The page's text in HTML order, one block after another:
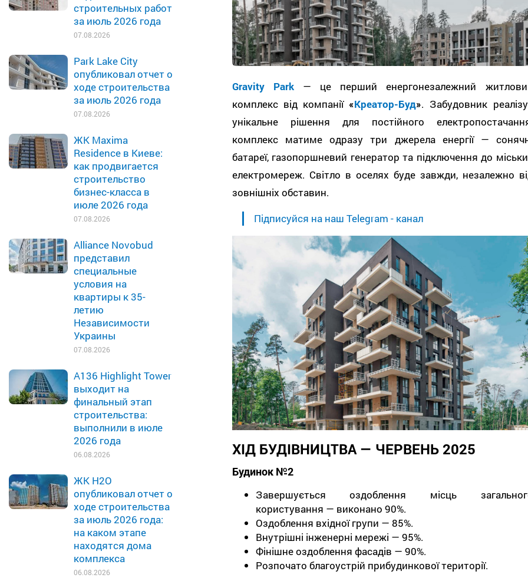
строительных работ
за июль 2026 года
07.08.2026
Park Lake City
опубликовал отчет о
ходе строительства
за июль 2026 года
07.08.2026
ЖК Maxima
Residence в Киеве:
как продвигается
строительство
бизнес-класса в
июле 2026 года
07.08.2026
Alliance Novobud
представил
специальные
условия на
квартиры к 35-
летию
Независимости
Украины
07.08.2026
A136 Highlight Tower
выходит на
финальный этап
строительства:
выполнили в июле
2026 года
06.08.2026
ЖК H2O
опубликовал отчет о
ходе строительства
за июль 2026 года:
на каком этапе
находятся дома
комплекса
06.08.2026
Gravity Park— це перший енергонезалежний
комплекс від компанії «Креатор-Буд». Забудовник
унікальне рішення для постійного
комплекс матиме одразу три джерела енергії —
батареї, газопоршневий генератор та підключення до
електромереж. Світло в оселях буде завжди, незалежно
зовнішніх обставин.
Підписуйся на наш Telegram - канал
ХІД БУДІВНИЦТВА — ЧЕРВЕНЬ 2025
Будинок №2
Завершується оздоблення місць
користування — виконано 90%.
Оздоблення вхідної групи — 85%.
Внутрішні інженерні мережі — 95%.
Фінішне оздоблення фасадів — 90%.
Розпочато благоустрій прибудинкової території.